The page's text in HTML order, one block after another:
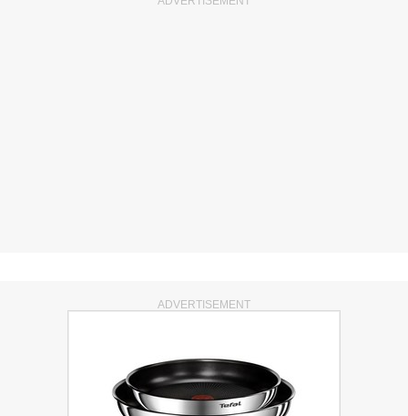
ADVERTISEMENT